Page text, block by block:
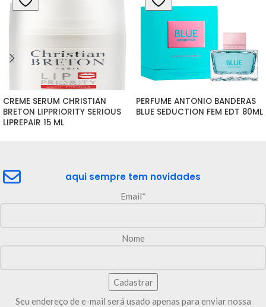
CREME SERUM CHRISTIAN
BRETON LIPPRIORITY SERIOUS
LIPREPAIR 15 ML
PERFUME ANTONIO BANDERAS
BLUE SEDUCTION FEM EDT 80ML
aqui sempre tem novidades
Email*
Nome
Seu endereço de e-mail será usado apenas para enviar nossa